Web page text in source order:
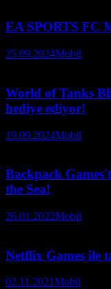
EA SPORTS FC
25.09.2024Mobil
World of Tanks
hediye ediyor!
19.09.2024Mobil
Backpack
the Sea!
26.01.2022Mobil
Netflix Games ile
02.11.2021Mobil